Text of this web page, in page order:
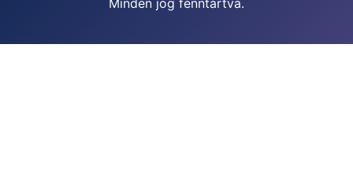
Minden jog fenntartva.